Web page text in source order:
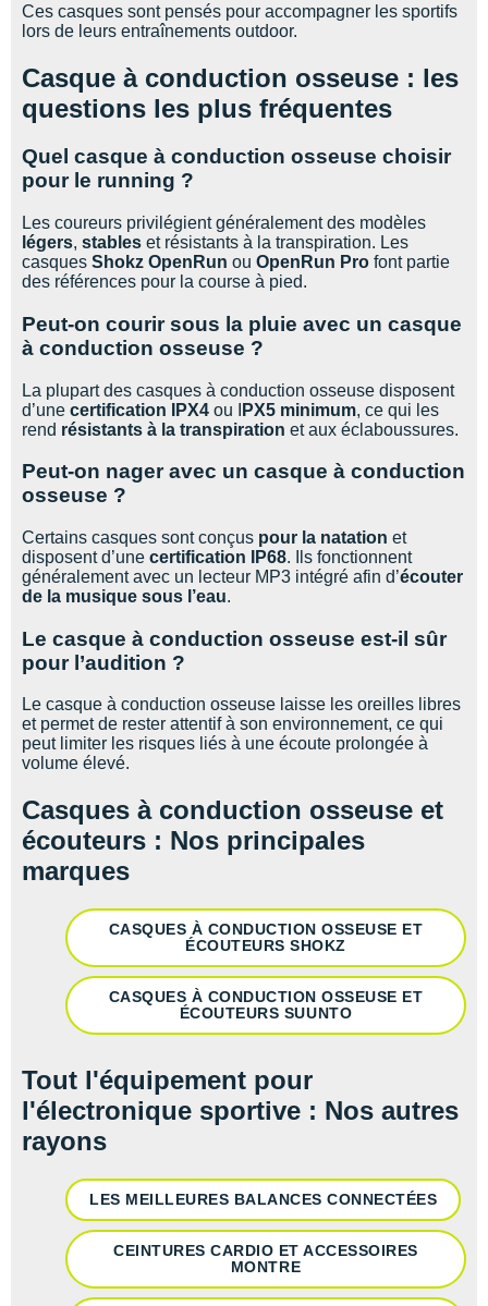
Ces casques sont pensés pour accompagner les sportifs
lors de leurs entraînements outdoor.
Casque à conduction osseuse : les
questions les plus fréquentes
Quel casque à conduction osseuse choisir
pour le running ?
Les coureurs privilégient généralement des modèles
légers, stables et résistants à la transpiration. Les
casques Shokz OpenRun ou OpenRun Pro font partie
des références pour la course à pied.
Peut-on courir sous la pluie avec un casque
à conduction osseuse ?
La plupart des casques à conduction osseuse disposent
d’une certification IPX4 ou I PX5 minimum, ce qui les
rend résistants à la transpiration et aux éclaboussures.
Peut-on nager avec un casque à conduction
osseuse ?
Certains casques sont conçus pour la natation et
disposent d’une certification IP68. Ils fonctionnent
généralement avec un lecteur MP3 intégré afin d’écouter
de la musique sous l’eau.
Le casque à conduction osseuse est-il sûr
pour l’audition ?
Le casque à conduction osseuse laisse les oreilles libres
et permet de rester attentif à son environnement, ce qui
peut limiter les risques liés à une écoute prolongée à
volume élevé.
Casques à conduction osseuse et
écouteurs : Nos principales
marques
CASQUES À CONDUCTION OSSEUSE ET
ÉCOUTEURS SHOKZ
CASQUES À CONDUCTION OSSEUSE ET
ÉCOUTEURS SUUNTO
Tout l'équipement pour
l'électronique sportive : Nos autres
rayons
LES MEILLEURES BALANCES CONNECTÉES
CEINTURES CARDIO ET ACCESSOIRES
MONTRE